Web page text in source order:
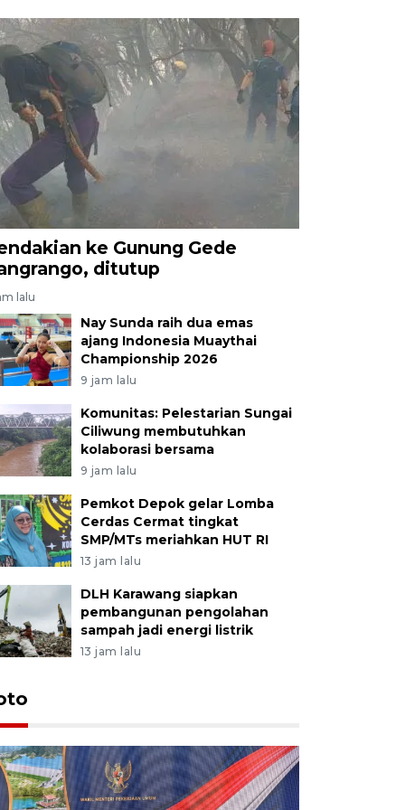
ke Gunung Gede
ditutup
lalu
Nay Sunda raih dua emas
ajang Indonesia Muaythai
Championship 2026
9 jam lalu
Komunitas: Pelestarian Sungai
Ciliwung membutuhkan
kolaborasi bersama
9 jam lalu
Pemkot Depok gelar Lomba
Cerdas Cermat tingkat
SMP/MTs meriahkan HUT RI
13 jam lalu
DLH Karawang siapkan
pembangunan pengolahan
sampah jadi energi listrik
13 jam lalu